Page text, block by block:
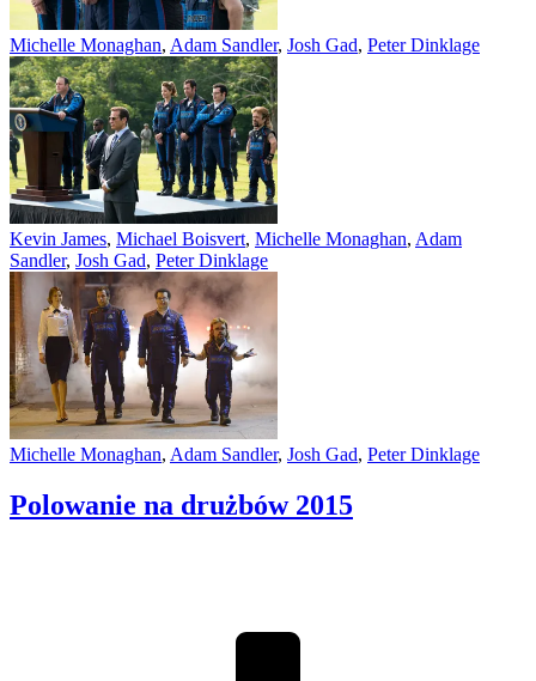
Michelle Monaghan, Adam Sandler, Josh Gad, Peter Dinklage
Kevin James, Michael Boisvert, Michelle Monaghan, Adam
Sandler, Josh Gad, Peter Dinklage
Michelle Monaghan, Adam Sandler, Josh Gad, Peter Dinklage
Polowanie na drużbów 2015